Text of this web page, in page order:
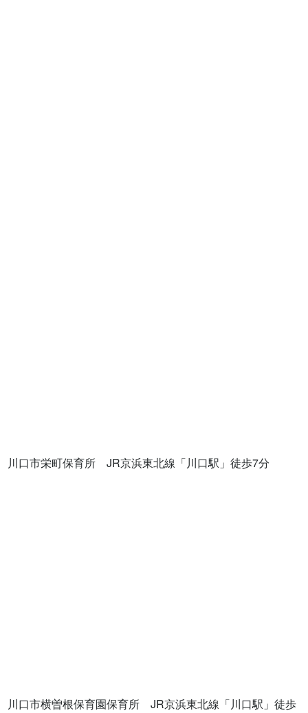
川口市栄町保育所　JR京浜東北線「川口駅」徒歩7分
川口市横曽根保育園保育所　JR京浜東北線「川口駅」徒歩